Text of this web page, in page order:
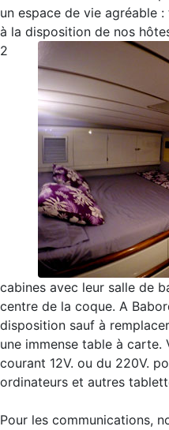
un espace de vie agréable
à la disposition de nos
2
cabines avec leur salle de
centre de la coque. A
disposition sauf à
une immense table à
courant 12V. ou du 220V.
ordinateurs et autres
Pour les communications,